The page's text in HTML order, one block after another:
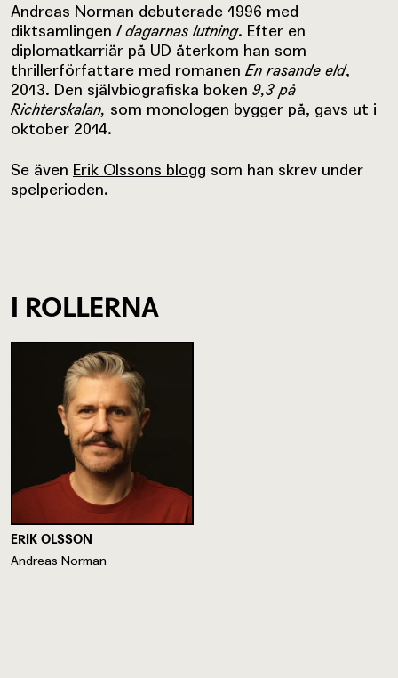
Andreas Norman debuterade 1996 med
diktsamlingen I dagarnas lutning. Efter en
diplomatkarriär på UD återkom han som
thrillerförfattare med romanen En rasande eld,
2013. Den självbiografiska boken 9,3 på
Richterskalan, som monologen bygger på, gavs ut i
oktober 2014.
Se även Erik Olssons blogg som han skrev under
spelperioden.
I ROLLERNA
ERIK OLSSON
Andreas Norman